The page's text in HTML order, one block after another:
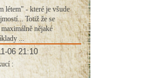
létem" - které je všude
Totiž že se
nějaké
...
06 21:10
: